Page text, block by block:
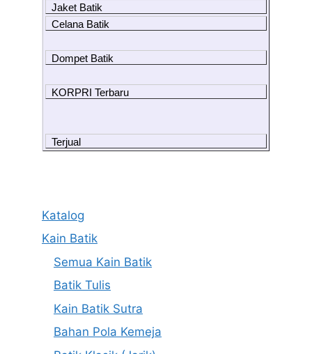
Jaket Batik
Celana Batik
Dompet Batik
KORPRI Terbaru
Terjual
Katalog
Kain Batik
Semua Kain Batik
Batik Tulis
Kain Batik Sutra
Bahan Pola Kemeja